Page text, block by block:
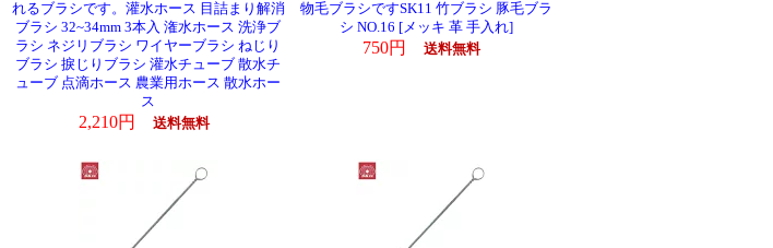
れるブラシです。灌水ホース 目詰まり解消
ブラシ 32~34mm 3本入 潅水ホース 洗浄ブ
ラシ ネジリブラシ ワイヤーブラシ ねじり
ブラシ 捩じりブラシ 灌水チューブ 散水チ
ューブ 点滴ホース 農業用ホース 散水ホー
ス
2,210円 送料無料
物毛ブラシですSK11 竹ブラシ 豚毛ブラ
シ NO.16 [メッキ 革 手入れ]
750円 送料無料